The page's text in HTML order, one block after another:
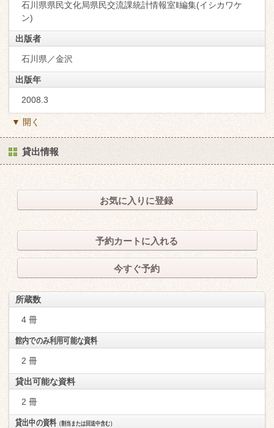
石川県県民文化局県民交流課統計情報室‖編集(イシカワケ
ン)
出版者
石川県／金沢
出版年
2008.3
▼ 開く
貸出情報
お気に入りに登録
予約カートに入れる
今すぐ予約
所蔵数
4 冊
館内でのみ利用可能な資料
2 冊
貸出可能な資料
2 冊
貸出中の資料（割当または回送中含む）